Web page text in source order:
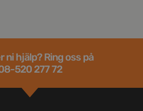
ni hjälp? Ring oss på
520 277 72